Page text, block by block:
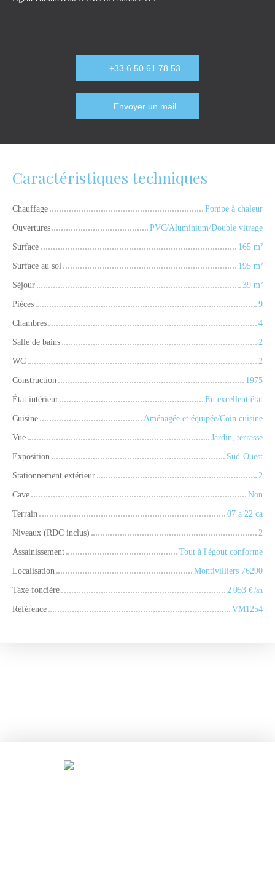
+33 6 50 61 78 53
Envoyer un mail
Caractéristiques techniques
Chauffage
Pompe à chaleur
Ouvertures
PVC/Aluminium/Double vitrage
Surface
165 m²
Surface au sol
195 m²
Séjour
39 m²
Pièces
9
Chambres
4
Salle de bains
2
WC
2
Construction
1975
État intérieur
En excellent état
Cuisine
Aménagée et équipée/Coin cuisine
Vue
Jardin, terrasse
Exposition
Sud-Ouest
Stationnement extérieur
2
Cave
Non
Terrain
07 a 22 ca
Niveaux (RDC inclus)
2
Assainissement
Tout à l'égout conforme
Localisation
Montivilliers 76290
Taxe foncière
2 053 € /an
Référence VM1254